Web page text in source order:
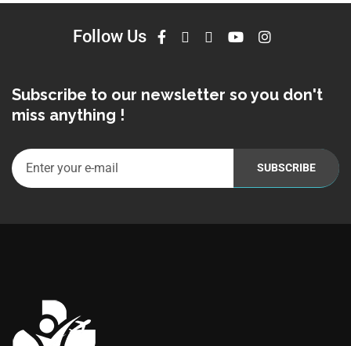
Follow Us
Subscribe to our newsletter so you don't
miss anything !